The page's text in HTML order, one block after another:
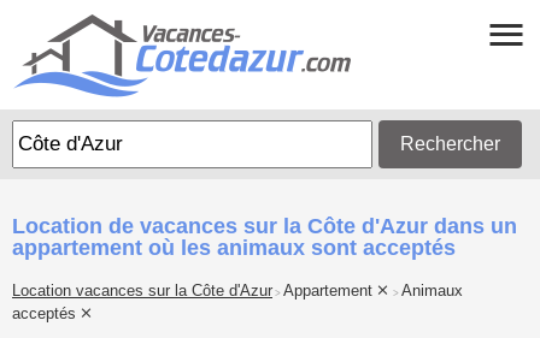
Rechercher
Location de vacances sur la Côte d'Azur dans un
appartement où les animaux sont acceptés
Location vacances sur la Côte d'Azur > Appartement > Animaux
acceptés